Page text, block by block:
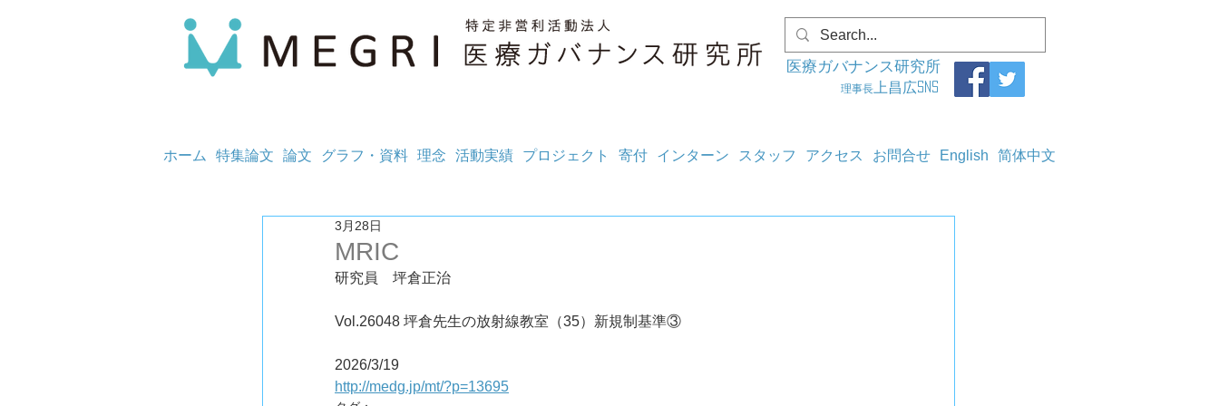
医療ガバナンス研究所
理事長 上昌広SNS
ホーム 特集論文 論文 グラフ・資料 理念 活動実績 プロジェクト 寄付 インターン スタッフ アクセス お問合せ English 简体中文
MRIC
3月28日
研究員　坪倉正治
Vol.26048 坪倉先生の放射線教室（35）新規制基準③
2026/3/19
http://medg.jp/mt/?p=13695